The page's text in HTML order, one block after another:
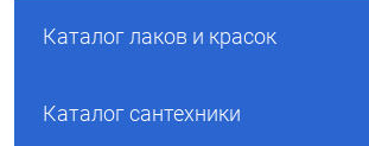
Каталог лаков и красок
Каталог сантехники